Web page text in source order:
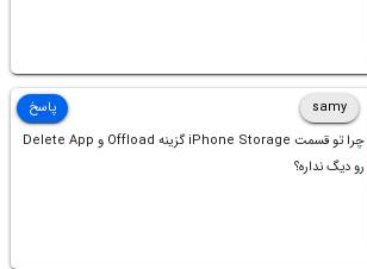
samy
چرا تو قسمت iPhone Storage گزینه Offload و Delete App
رو دیگ نداره؟
پاسخ